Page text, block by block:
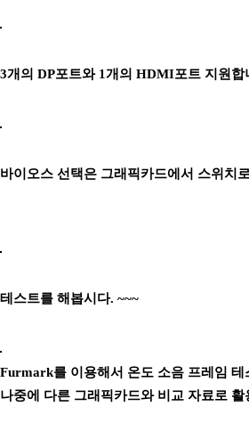
3개의 DP포트와 1개의 HDMI포트 지원합
바이오스 선택은 그래픽카드에서 스위치
테스트를 해봅시다. ~~~
Furmark를 이용해서 온도 소음 프레임 테
나중에 다른 그래픽카드와 비교 자료로